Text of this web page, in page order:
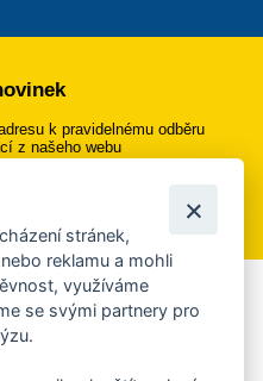
k pravidelnému odběru
z našeho webu
odběru
rozhlas
či mailu upozornění na
stránek,
reklamu a mohli
využíváme
se svými partnery pro